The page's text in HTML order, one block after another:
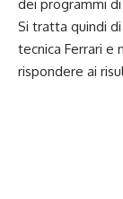
dei programmi
Si tratta quindi
tecnica Ferrari e
rispondere ai